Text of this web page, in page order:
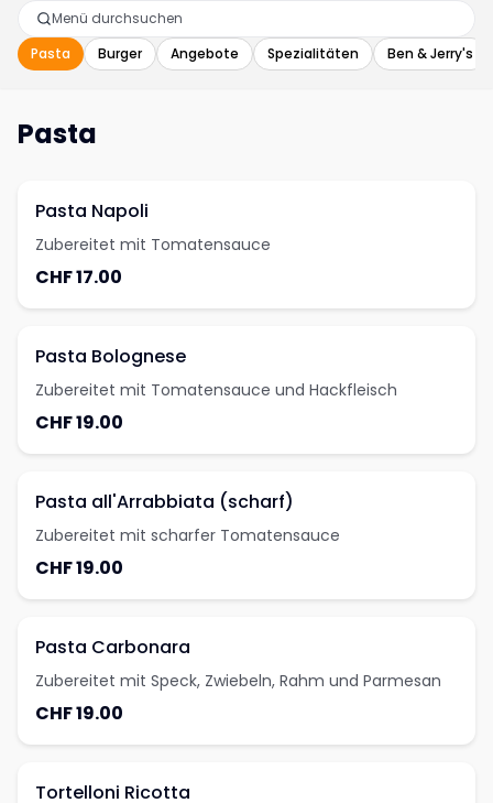
Pasta Burger Angebote Spezialitäten Ben & Jerry's
Pasta
Pasta Napoli
Zubereitet mit Tomatensauce
CHF 17.00
Pasta Bolognese
Zubereitet mit Tomatensauce und Hackfleisch
CHF 19.00
Pasta all'Arrabbiata (scharf)
Zubereitet mit scharfer Tomatensauce
CHF 19.00
Pasta Carbonara
Zubereitet mit Speck, Zwiebeln, Rahm und Parmesan
CHF 19.00
Tortelloni Ricotta